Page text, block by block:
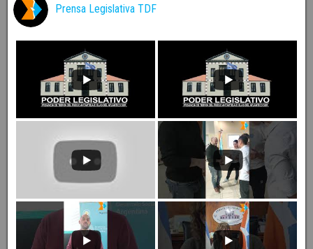
Prensa Legislativa TDF